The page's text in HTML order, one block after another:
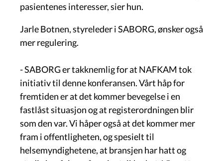
pasientenes interesser, sier hun.
Jarle Botnen, styreleder i SABORG, ønsker også
mer regulering.
- SABORG er takknemlig for at NAFKAM tok
initiativ til denne konferansen. Vårt håp for
fremtiden er at det kommer bevegelse i en
fastlåst situasjon og at registerordningen blir
som den var. Vi håper også at det kommer mer
fram i offentligheten, og spesielt til
helsemyndighetene, at bransjen har hatt og